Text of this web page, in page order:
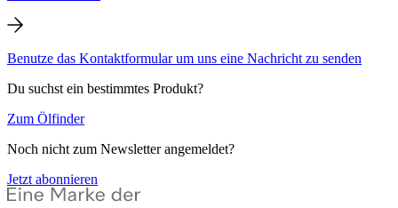
Benutze das Kontaktformular um uns eine Nachricht zu senden
Du suchst ein bestimmtes Produkt?
Zum Ölfinder
Noch nicht zum Newsletter angemeldet?
Jetzt abonnieren